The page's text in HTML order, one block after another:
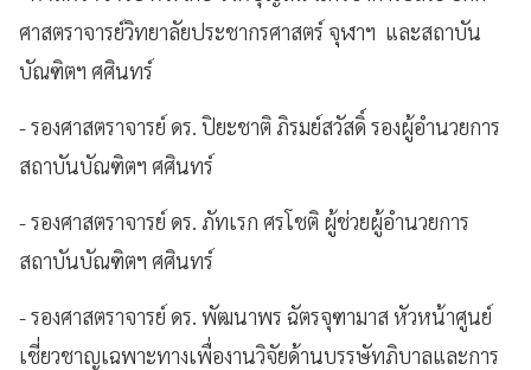
ศาสตราจารย์วิทยาลัยประชากรศาสตร์ จุฬาฯ และสถาบัน
บัณฑิตฯ ศศินทร์
- รองศาสตราจารย์ ดร. ปิยะชาติ ภิรมย์สวัสดิ์ รองผู้อำนวยการ
สถาบันบัณฑิตฯ ศศินทร์
- รองศาสตราจารย์ ดร. ภัทเรก ศรโชติ ผู้ช่วยผู้อำนวยการ
สถาบันบัณฑิตฯ ศศินทร์
- รองศาสตราจารย์ ดร. พัฒนาพร ฉัตรจุฑามาส หัวหน้าศูนย์
เชี่ยวชาญเฉพาะทางเพื่องานวิจัยด้านบรรษัทภิบาลและการ